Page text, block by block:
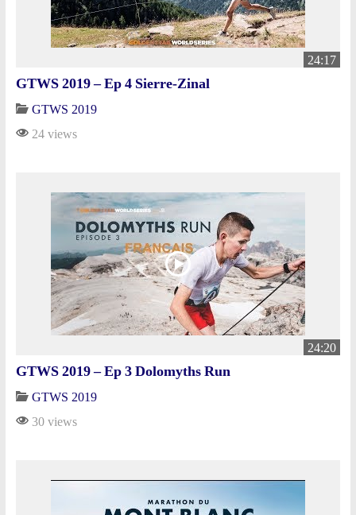
24:17
GTWS 2019 – Ep 4 Sierre-Zinal
GTWS 2019
24 views
24:20
GTWS 2019 – Ep 3 Dolomyths Run
GTWS 2019
30 views